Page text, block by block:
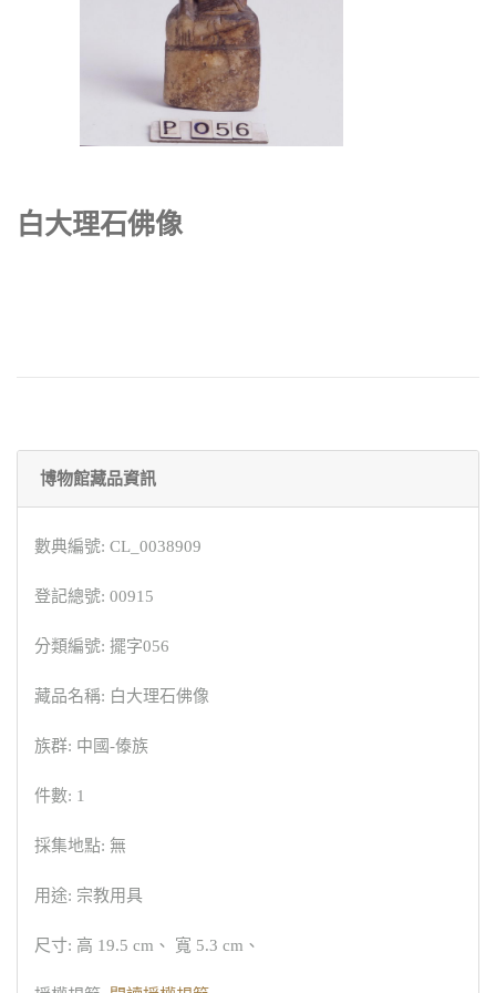
白大理石佛像
博物館藏品資訊
數典編號: CL_0038909
登記總號: 00915
分類編號: 擺字056
藏品名稱: 白大理石佛像
族群: 中國-傣族
件數: 1
採集地點: 無
用途: 宗教用具
尺寸: 高 19.5 cm、 寬 5.3 cm、